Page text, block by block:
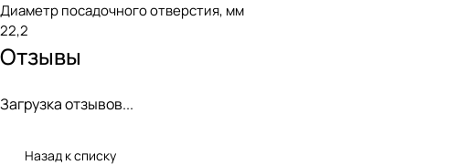
Диаметр посадочного отверстия, мм
22,2
Отзывы
Загрузка отзывов...
Назад к списку